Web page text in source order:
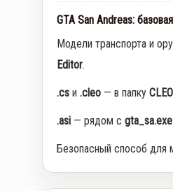
GTA San Andreas:
Модели транспорта и
Editor.
.cs и .cleo — в папку CLEO
.asi — рядом с gta_sa.exe
Безопасный способ для